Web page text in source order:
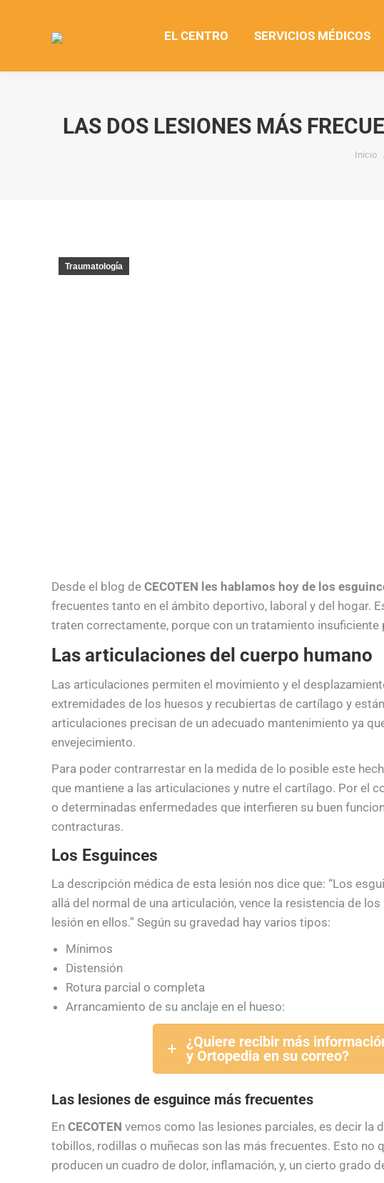
EL CENTRO SERVICIOS MÉDICOS
LAS DOS LESIONES MÁS
Inicio
Traumatología
Desde el blog de CECOTEN les hablamos hoy de los
frecuentes tanto en el ámbito deportivo, laboral y del hogar.
traten correctamente, porque con un tratamiento insuficiente
Las articulaciones del cuerpo humano
Las articulaciones permiten el movimiento y el
extremidades de los huesos y recubiertas de cartílago y
articulaciones precisan de un adecuado mantenimiento ya
envejecimiento.
Para poder contrarrestar en la medida de lo posible este
que mantiene a las articulaciones y nutre el cartílago. Por el
o determinadas enfermedades que interfieren su buen
contracturas.
Los Esguinces
La descripción médica de esta lesión nos dice que: “Los
allá del normal de una articulación, vence la resistencia de
lesión en ellos.” Según su gravedad hay varios tipos:
Mínimos
Distensión
Rotura parcial o completa
Arrancamiento de su anclaje en el hueso:
¿Quiere recibir más
y Ortopedia en su correo?
Las lesiones de esguince más frecuentes
En CECOTEN vemos como las lesiones parciales, es decir la
tobillos, rodillas o muñecas son las más frecuentes. Esto no
producen un cuadro de dolor, inflamación, y, un cierto grado